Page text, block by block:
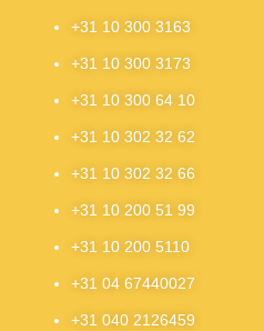
+31 10 300 3163
+31 10 300 3173
+31 10 300 64 10
+31 10 302 32 62
+31 10 302 32 66
+31 10 200 51 99
+31 10 200 5110
+31 04 67440027
+31 040 2126459